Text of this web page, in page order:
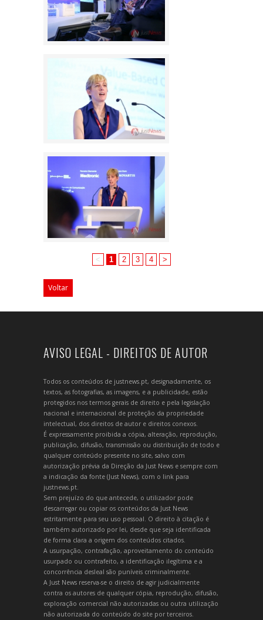
< 1 2 3 4 >
Voltar
AVISO LEGAL - DIREITOS DE AUTOR
Todos os conteúdos de justnews.pt, designadamente, os
textos, as fotografias, as imagens, e a publicidade, estão
protegidos nos termos gerais de direito e pela legislação
nacional e internacional de proteção da propriedade
intelectual, dos direitos de autor e direitos conexos.
É expressamente proibida a cópia, alteração, reprodução,
publicação, difusão, transmissão ou distribuição de todo e
qualquer conteúdo presente no site, salvo com
autorização prévia da Direção da Just News e sempre com
a indicação da fonte (Just News), com o link para
justnews.pt.
Sem prejuízo do que antecede, o utilizador pode
descarregar ou copiar os conteúdos da Just News
estritamente para seu uso pessoal. O direito à citação é
também autorizado por lei, desde que seja identificada
de forma clara a origem dos conteúdos citados.
A usurpação, contrafação, aproveitamento do conteúdo
usurpado ou contrafeito, a identificação ilegítima e a
concorrência desleal são puníveis criminalmente.
A Just News reserva-se o direito de agir judicialmente
contra os autores de qualquer cópia, reprodução, difusão,
exploração comercial não autorizadas ou outra utilização
não autorizada do conteúdo do site por terceiros.